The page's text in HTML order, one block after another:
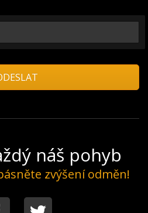
náš pohyb
zvýšení odměn!
Facebook